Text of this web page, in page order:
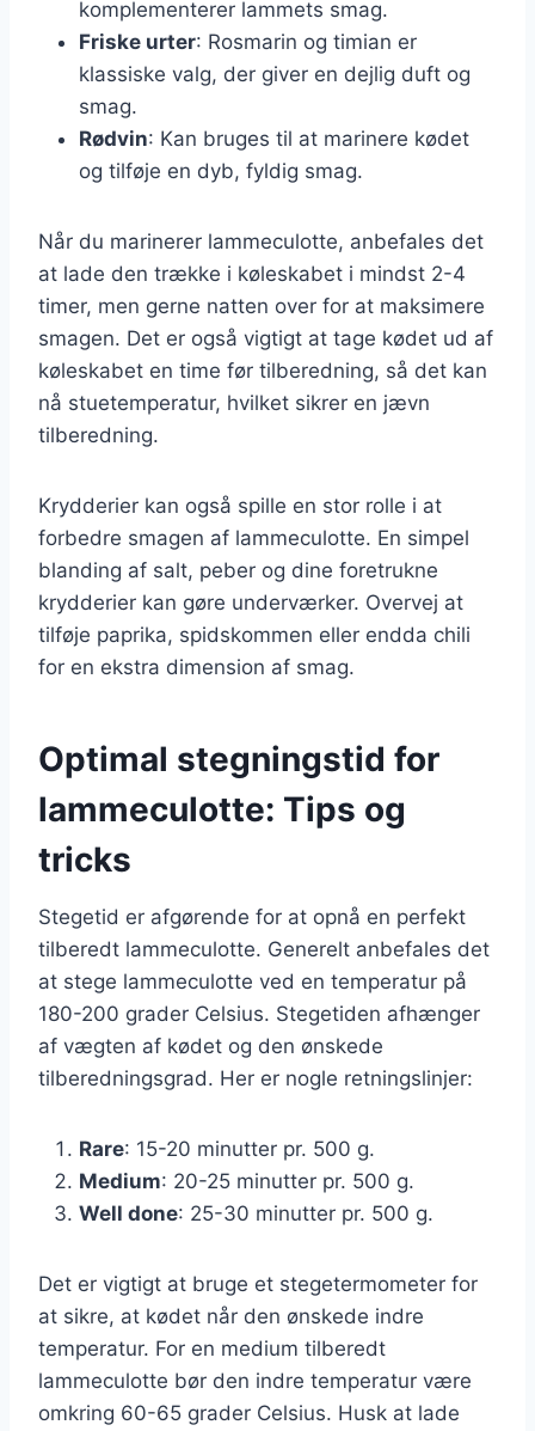
komplementerer lammets smag.
Friske urter: Rosmarin og timian er
klassiske valg, der giver en dejlig duft og
smag.
Rødvin: Kan bruges til at marinere kødet
og tilføje en dyb, fyldig smag.
Når du marinerer lammeculotte, anbefales det
at lade den trække i køleskabet i mindst 2-4
timer, men gerne natten over for at maksimere
smagen. Det er også vigtigt at tage kødet ud af
køleskabet en time før tilberedning, så det kan
nå stuetemperatur, hvilket sikrer en jævn
tilberedning.
Krydderier kan også spille en stor rolle i at
forbedre smagen af lammeculotte. En simpel
blanding af salt, peber og dine foretrukne
krydderier kan gøre underværker. Overvej at
tilføje paprika, spidskommen eller endda chili
for en ekstra dimension af smag.
Optimal stegningstid for
lammeculotte: Tips og
tricks
Stegetid er afgørende for at opnå en perfekt
tilberedt lammeculotte. Generelt anbefales det
at stege lammeculotte ved en temperatur på
180-200 grader Celsius. Stegetiden afhænger
af vægten af kødet og den ønskede
tilberedningsgrad. Her er nogle retningslinjer:
Rare: 15-20 minutter pr. 500 g.
Medium: 20-25 minutter pr. 500 g.
Well done: 25-30 minutter pr. 500 g.
Det er vigtigt at bruge et stegetermometer for
at sikre, at kødet når den ønskede indre
temperatur. For en medium tilberedt
lammeculotte bør den indre temperatur være
omkring 60-65 grader Celsius. Husk at lade